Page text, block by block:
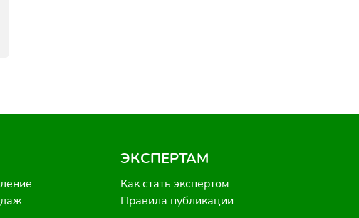
ЭКСПЕРТАМ
Как стать экспертом
Правила публикации